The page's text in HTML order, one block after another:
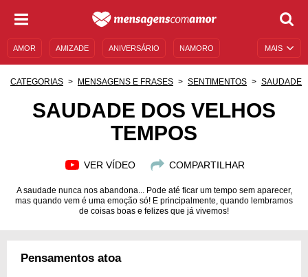
MAIS
AMOR AMIZADE ANIVERSÁRIO NAMORO
MENSAGENS DE ANIVERSÁRIO
CATEGORIAS MENSAGENS E FRASES SENTIMENTOS SAUDADE
SAUDADE DOS VELHOS
TEMPOS
VER VÍDEO COMPARTILHAR
A saudade nunca nos abandona... Pode até ficar um tempo sem aparecer,
mas quando vem é uma emoção só! E principalmente, quando lembramos
de coisas boas e felizes que já vivemos!
Pensamentos atoa